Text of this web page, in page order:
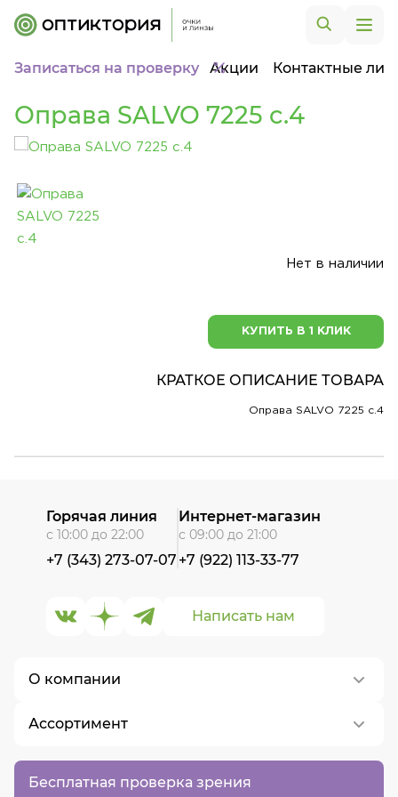
Записаться на проверку Акции Контактные
Оправа SALVO 7225 c.4
Нет в наличии
КУПИТЬ В 1 КЛИК
КРАТКОЕ ОПИСАНИЕ ТОВАРА
Оправа SALVO 7225 c.4
Бесплатная проверка зрения
О компании
О нас
Контакты
Вакансии
Ассортимент
Написать нам
Горячая линия
с 10:00 до 22:00
+7 (343) 273-07-07
Интернет-магазин
с 09:00 до 21:00
+7 (922) 113-33-77